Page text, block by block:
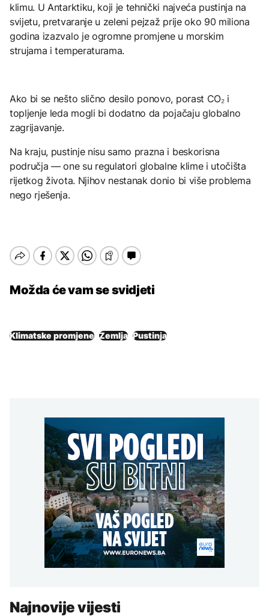
klimu. U Antarktiku, koji je tehnički najveća pustinja na
svijetu, pretvaranje u zeleni pejzaž prije oko 90 miliona
godina izazvalo je ogromne promjene u morskim
strujama i temperaturama.
Ako bi se nešto slično desilo ponovo, porast CO₂ i
topljenje leda mogli bi dodatno da pojačaju globalno
zagrijavanje.
Na kraju, pustinje nisu samo prazna i beskorisna
područja — one su regulatori globalne klime i utočišta
rijetkog života. Njihov nestanak donio bi više problema
nego rješenja.
Možda će vam se svidjeti
Klimatske promjene Zemlja Pustinja
Najnovije vijesti